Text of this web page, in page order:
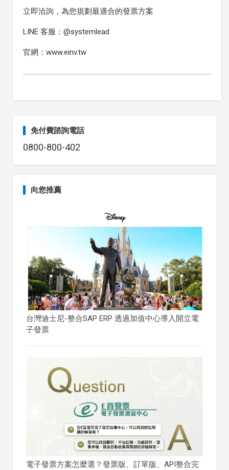
立即洽詢，為您規劃最適合的發票方案
LINE 客服：@systemlead
官網：www.einv.tw
免付費諮詢電話
0800-800-402
向您推薦
台灣迪士尼-整合SAP ERP 透過加值中心導入開立電
子發票
電子發票方案怎麼選？發票版、訂單版、API整合完